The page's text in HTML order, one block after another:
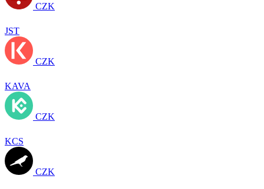
CZK
JST
CZK
KAVA
CZK
KCS
CZK